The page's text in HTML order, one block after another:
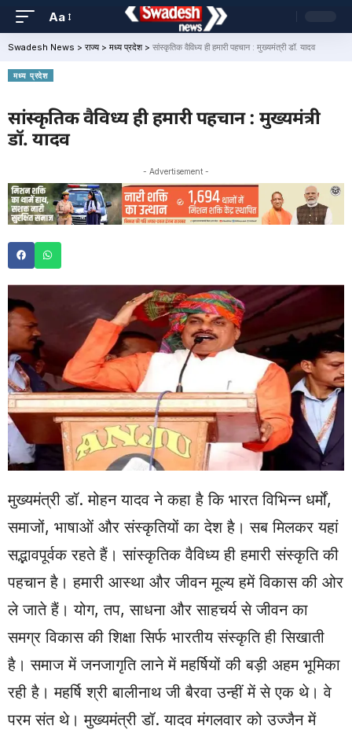
Aa
Swadesh News > राज्य> मध्य प्रदेश> सांस्कृतिक वैविध्य ही हमारी पहचान : मुख्यमंत्री डॉ. यादव
मध्य प्रदेश
सांस्कृतिक वैविध्य ही हमारी पहचान : मुख्यमंत्री
डॉ. यादव
- Advertisement -
मुख्यमंत्री डॉ. मोहन यादव ने कहा है कि भारत विभिन्न धर्मों,
समाजों, भाषाओं और संस्कृतियों का देश है। सब मिलकर यहां
सद्भावपूर्वक रहते हैं। सांस्कृतिक वैविध्य ही हमारी संस्कृति की
पहचान है। हमारी आस्था और जीवन मूल्य हमें विकास की ओर
ले जाते हैं। योग, तप, साधना और साहचर्य से जीवन का
समग्र विकास की शिक्षा सिर्फ भारतीय संस्कृति ही सिखाती
है। समाज में जनजागृति लाने में महर्षियों की बड़ी अहम भूमिका
रही है। महर्षि श्री बालीनाथ जी बैरवा उन्हीं में से एक थे। वे
परम संत थे। मुख्यमंत्री डॉ. यादव मंगलवार को उज्जैन में